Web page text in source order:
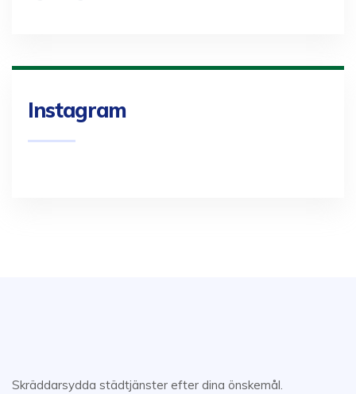
Instagram
Skräddarsydda städtjänster efter dina önskemål.